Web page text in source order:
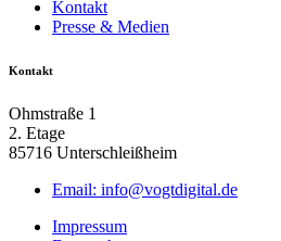
Kontakt
Presse & Medien
Kontakt
Ohmstraße 1
2. Etage
85716 Unterschleißheim
Email: info@vogtdigital.de
Impressum